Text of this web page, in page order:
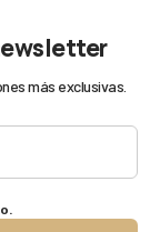
más exclusivas.